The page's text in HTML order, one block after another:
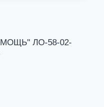
ЛО-58-02-